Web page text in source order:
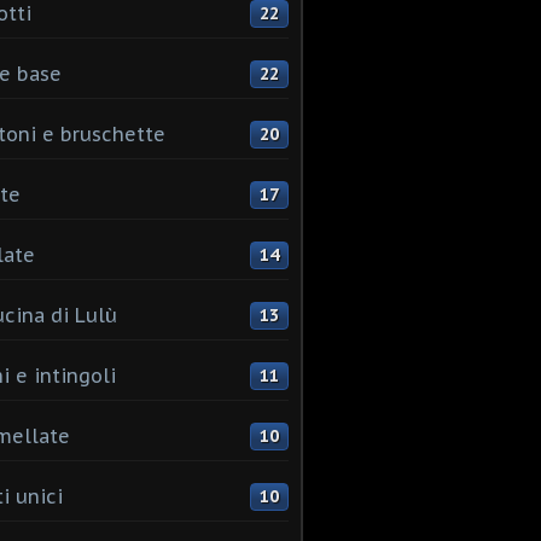
22
base 22
e bruschette 20
17
14
di Lulù 13
e intingoli 11
10
unici 10